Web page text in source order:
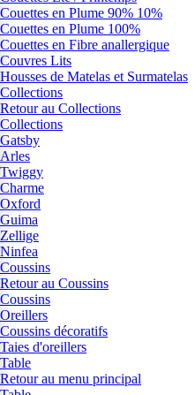
Couettes en Plume 90% 10%
Couettes en Plume 100%
Couettes en Fibre anallergique
Couvres Lits
Housses de Matelas et Surmatelas
Collections
Retour au Collections
Collections
Gatsby
Arles
Twiggy
Charme
Oxford
Guima
Zellige
Ninfea
Coussins
Retour au Coussins
Coussins
Oreillers
Coussins décoratifs
Taies d'oreillers
Table
Retour au menu principal